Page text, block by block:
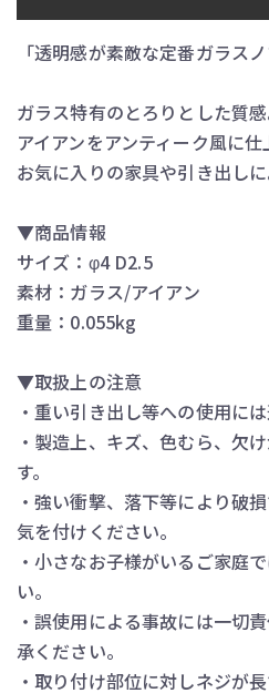
「透明感が素敵な定番ガラスノ
ガラス特有のとろりとした質感
アイアンをアンティーク風に仕
お気に入りの家具や引き出しに
▼商品情報
サイズ：φ4 D2.5
素材：ガラス/アイアン
重量：0.055kg
▼取扱上の注意
・重い引き出し等への使用には
・製造上、キズ、色むら、欠
す。
・強い衝撃、落下等により破
気を付けください。
・小さなお子様がいるご家庭
い。
・誤使用による事故には一切
承ください。
・取り付け部位に対しネジが